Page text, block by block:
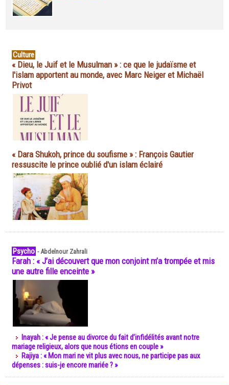
Culture
« Dieu, le Juif et le Musulman » : ce que le judaïsme et
l'islam apportent au monde, avec Marc Neiger et Michaël
Privot
« Dara Shukoh, prince du soufisme » : François Gautier
ressuscite le prince oublié d'un islam éclairé
Psycho -Abdelnour Zahrali
Farah : « J’ai découvert que mon conjoint m’a trompée et mis
une autre fille enceinte »
Inayah : « Je pense au divorce du fait d’infidélités avant notre
mariage religieux, alors que nous étions en couple »
Rajiya : « Mon mari ne vit plus avec nous, ne participe pas aux
dépenses : suis-je encore mariée ? »